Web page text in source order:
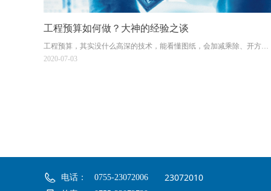
工程预算如何做？大神的经验之谈
工程预算，其实没什么高深的技术，能看懂图纸，会加减乘除、开方也
就够了。如果你能把科学计算器用熟的话，那工作就更简单了。预算员
2020-07-03
电话：
0755-23072006
23072010